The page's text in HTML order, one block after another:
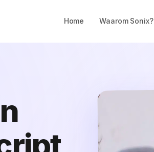
Home Waarom Sonix?